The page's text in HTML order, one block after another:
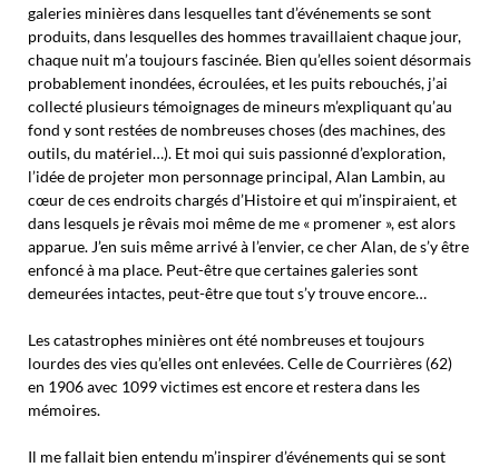
galeries minières dans lesquelles tant d’événements se sont
produits, dans lesquelles des hommes travaillaient chaque jour,
chaque nuit m’a toujours fascinée. Bien qu’elles soient désormais
probablement inondées, écroulées, et les puits rebouchés, j’ai
collecté plusieurs témoignages de mineurs m’expliquant qu’au
fond y sont restées de nombreuses choses (des machines, des
outils, du matériel…). Et moi qui suis passionné d’exploration,
l’idée de projeter mon personnage principal, Alan Lambin, au
cœur de ces endroits chargés d’Histoire et qui m’inspiraient, et
dans lesquels je rêvais moi même de me « promener », est alors
apparue. J’en suis même arrivé à l’envier, ce cher Alan, de s’y être
enfoncé à ma place. Peut-être que certaines galeries sont
demeurées intactes, peut-être que tout s’y trouve encore…
Les catastrophes minières ont été nombreuses et toujours
lourdes des vies qu’elles ont enlevées. Celle de Courrières (62)
en 1906 avec 1099 victimes est encore et restera dans les
mémoires.
Il me fallait bien entendu m’inspirer d’événements qui se sont